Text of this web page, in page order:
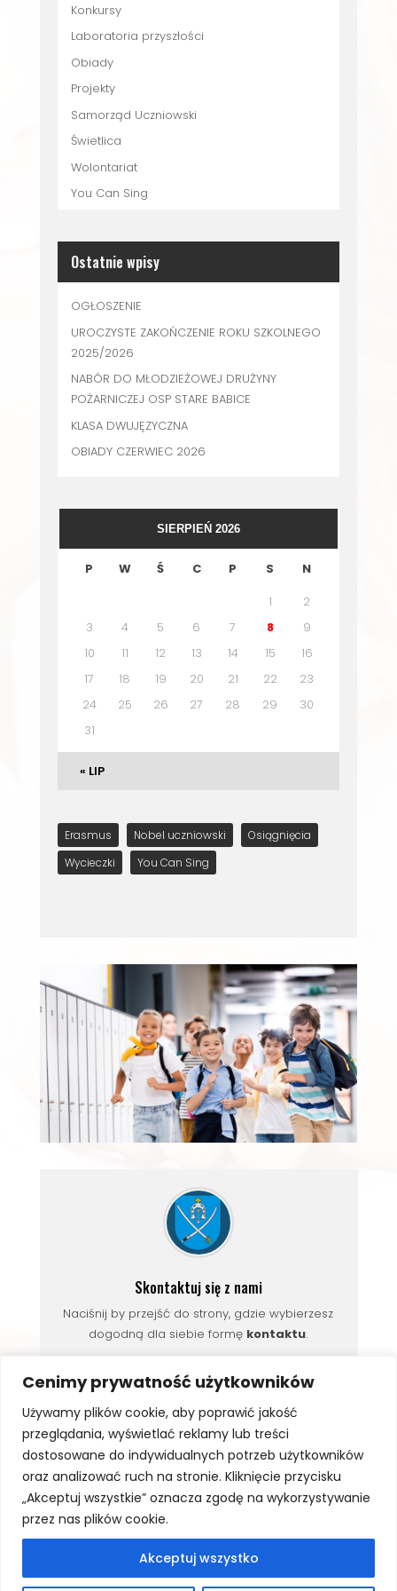
Cenimy prywatność użytkowników
Używamy plików cookie, aby poprawić jakość
przeglądania, wyświetlać reklamy lub treści
dostosowane do indywidualnych potrzeb użytkowników
oraz analizować ruch na stronie. Kliknięcie przycisku
„Akceptuj wszystkie” oznacza zgodę na wykorzystywanie
przez nas plików cookie.
Akceptuj wszystko
Konkursy
Laboratoria przyszłości
Obiady
Projekty
Samorząd Uczniowski
Świetlica
Wolontariat
You Can Sing
Ostatnie wpisy
OGŁOSZENIE
UROCZYSTE ZAKOŃCZENIE ROKU SZKOLNEGO
2025/2026
NABÓR DO MŁODZIEŻOWEJ DRUŻYNY
POŻARNICZEJ OSP STARE BABICE
KLASA DWUJĘZYCZNA
OBIADY CZERWIEC 2026
SIERPIEŃ 2026
P W Ś C P S
N
1
2
3
4 5 6 7 8
9
10
11 12 13 14 15
16
17
18 19 20 21 22
23
24
25 26 27 28 29
30
31
« LIP
Erasmus Nobel uczniowski
Osiągnięcia
Wycieczki
You Can Sing
Skontaktuj się z nami
Naciśnij by przejść do strony, gdzie wybierzesz
dogodną dla siebie formę kontaktu.
←ZGŁOSZENIA YOU CAN SING
NOWY NUMER KONTA DO WPŁAT ZA OBIADY→